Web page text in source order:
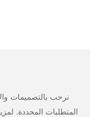
نرحب بالتصميمات
المتطلبات المحددة.